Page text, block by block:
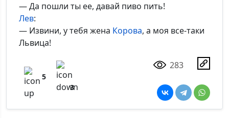
— Да пошли ты ее, давай пиво пить!
Лев:
— Извини, у тебя жена Корова, а моя все-таки
Львица!
5
3
283